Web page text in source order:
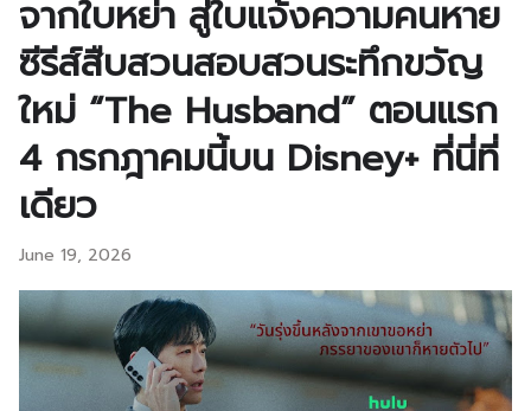
จากใบหย่า สู่ใบแจ้งความคนหาย
ซีรีส์สืบสวนสอบสวนระทึกขวัญ
ใหม่ “The Husband” ตอนแรก
4 กรกฎาคมนี้บน Disney+ ที่นี่ที่
เดียว
June 19, 2026